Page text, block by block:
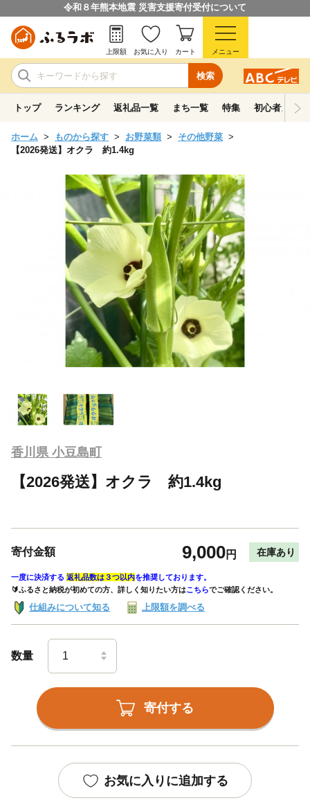
令和８年熊本地震 災害支援寄付受付について
検索
上限額 お気に入り カート メニュー
トップ ランキング 返礼品一覧 まち一覧 特集 初心者ガイド
ホーム ものから探す お野菜類
その他野菜
【2026発送】オクラ 約1.4kg
香川県 小豆島町
【2026発送】オクラ 約1.4kg
寄付金額 9,000円 在庫あり
一度に決済する 返礼品数は３つ以内を推奨しております。
🔰ふるさと納税が初めての方、詳しく知りたい方はこちらでご確認ください。
仕組みについて知る 上限額を調べる
数量
寄付する
お気に入りに追加する